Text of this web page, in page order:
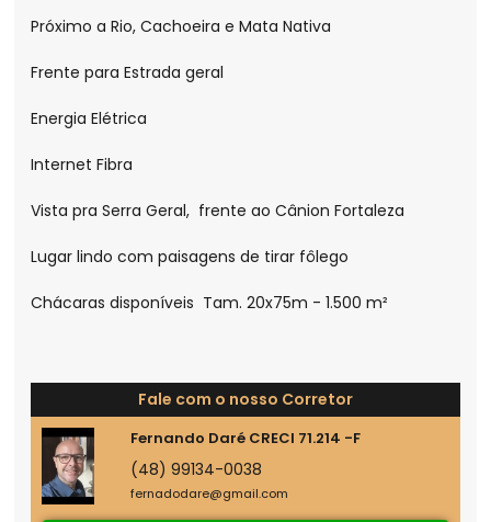
Próximo a Rio, Cachoeira e Mata Nativa
Frente para Estrada geral
Energia Elétrica
Internet Fibra
Vista pra Serra Geral, frente ao Cânion Fortaleza
Lugar lindo com paisagens de tirar fôlego
Chácaras disponíveis Tam. 20x75m - 1.500 m²
Fale com o nosso Corretor
Fernando Daré CRECI 71.214 -F
(48) 99134-0038
fernadodare@gmail.com